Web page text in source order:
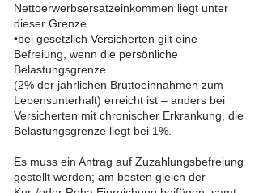
Nettoerwerbsersatzeinkommen liegt unter
dieser Grenze
•bei gesetzlich Versicherten gilt eine
Befreiung, wenn die persönliche
Belastungsgrenze
(2% der jährlichen Bruttoeinnahmen zum
Lebensunterhalt) erreicht ist – anders bei
Versicherten mit chronischer Erkrankung, die
Belastungsgrenze liegt bei 1%.
Es muss ein Antrag auf Zuzahlungsbefreiung
gestellt werden; am besten gleich der